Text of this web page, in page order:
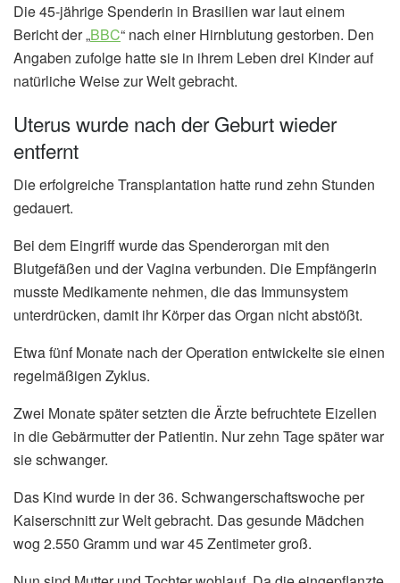
Die 45-jährige Spenderin in Brasilien war laut einem
Bericht der „BBC“ nach einer Hirnblutung gestorben. Den
Angaben zufolge hatte sie in ihrem Leben drei Kinder auf
natürliche Weise zur Welt gebracht.
Uterus wurde nach der Geburt wieder
entfernt
Die erfolgreiche Transplantation hatte rund zehn Stunden
gedauert.
Bei dem Eingriff wurde das Spenderorgan mit den
Blutgefäßen und der Vagina verbunden. Die Empfängerin
musste Medikamente nehmen, die das Immunsystem
unterdrücken, damit ihr Körper das Organ nicht abstößt.
Etwa fünf Monate nach der Operation entwickelte sie einen
regelmäßigen Zyklus.
Zwei Monate später setzten die Ärzte befruchtete Eizellen
in die Gebärmutter der Patientin. Nur zehn Tage später war
sie schwanger.
Das Kind wurde in der 36. Schwangerschaftswoche per
Kaiserschnitt zur Welt gebracht. Das gesunde Mädchen
wog 2.550 Gramm und war 45 Zentimeter groß.